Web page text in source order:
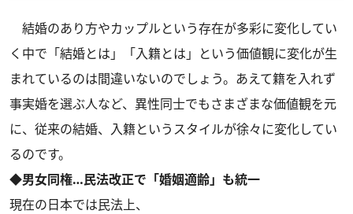
結婚のあり方やカップルという存在が多彩に変化してい
く中で「結婚とは」「入籍とは」という価値観に変化が生
まれているのは間違いないのでしょう。あえて籍を入れず
事実婚を選ぶ人など、異性同士でもさまざまな価値観を元
に、従来の結婚、入籍というスタイルが徐々に変化してい
るのです。
◆男女同権…民法改正で「婚姻適齢」も統一
現在の日本では民法上、